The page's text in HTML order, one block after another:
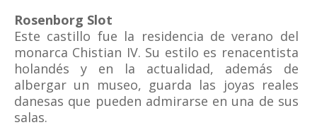
Rosenborg Slot
Este castillo fue la residencia de verano del
monarca Chistian IV. Su estilo es renacentista
holandés y en la actualidad, además de
albergar un museo, guarda las joyas reales
danesas que pueden admirarse en una de sus
salas.